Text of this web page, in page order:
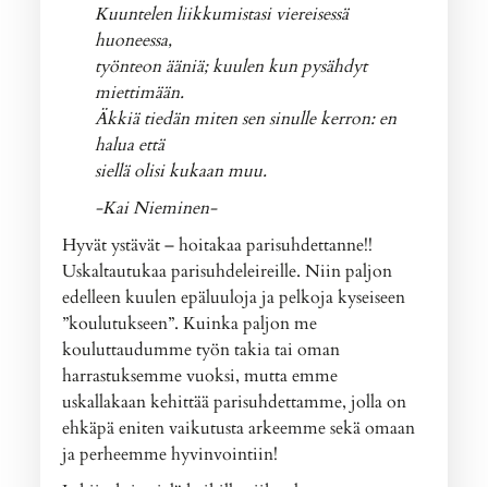
Kuuntelen liikkumistasi viereisessä
huoneessa,
työnteon ääniä; kuulen kun pysähdyt
miettimään.
Äkkiä tiedän miten sen sinulle kerron: en
halua että
siellä olisi kukaan muu.
-Kai Nieminen-
Hyvät ystävät – hoitakaa parisuhdettanne!!
Uskaltautukaa parisuhdeleireille. Niin paljon
edelleen kuulen epäluuloja ja pelkoja kyseiseen
”koulutukseen”. Kuinka paljon me
kouluttaudumme työn takia tai oman
harrastuksemme vuoksi, mutta emme
uskallakaan kehittää parisuhdettamme, jolla on
ehkäpä eniten vaikutusta arkeemme sekä omaan
ja perheemme hyvinvointiin!